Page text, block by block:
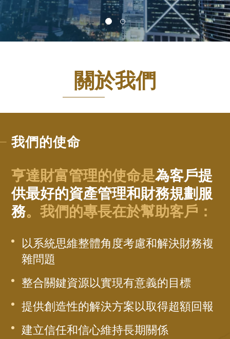
關於我們
我們的使命
亨達財富管理的使命是為客戶提
供最好的資產管理和財務規劃服
務。我們的專長在於幫助客戶：
以系統思維整體角度考慮和解決財務複
雜問題
整合關鍵資源以實現有意義的目標
提供創造性的解決方案以取得超額回報
建立信任和信心維持長期關係